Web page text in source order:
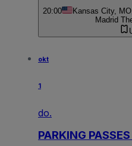
20:00 Kansas City,
Madrid
okt
1
do.
PARKING